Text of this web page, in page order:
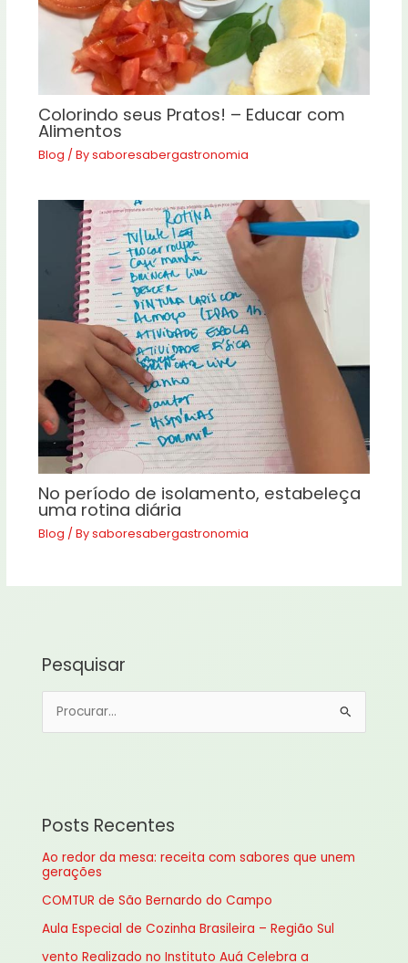
Colorindo seus Pratos! – Educar com
Alimentos
Blog / Bysaboresabergastronomia
No período de isolamento, estabeleça
uma rotina diária
Blog / Bysaboresabergastronomia
Pesquisar
i
s
p
Posts Recentes
Ao redor da mesa: receita com sabores que unem
gerações
COMTUR de São Bernardo do Campo
Aula Especial de Cozinha Brasileira – Região Sul
vento Realizado no Instituto Auá Celebra a